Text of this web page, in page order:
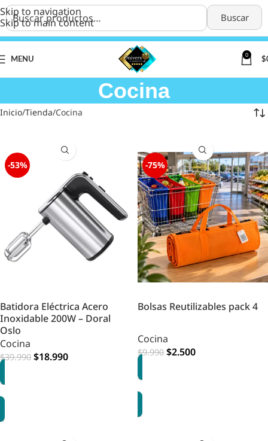
Buscar
Skip to navigation
Skip to main content
MENU
0
$
Cocina
Inicio Tienda Cocina
-53%
Batidora Eléctrica Acero
Inoxidable 200W – Doral
Oslo
Cocina
$39.990 $18.990
-75%
Bolsas Reutilizables pack 4
Cocina
$9.990 $2.500